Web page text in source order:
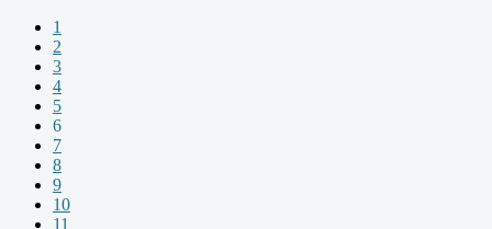
1
2
3
4
5
6
7
8
9
10
11